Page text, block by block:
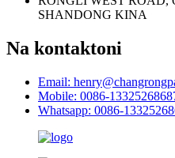
SHANDONG KINA
Na kontaktoni
Email:
Mobile: 0086-
Whatsapp: 0086-